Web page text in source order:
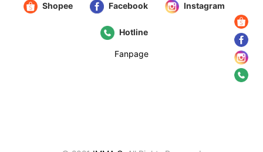
Shopee Facebook Instagram
Hotline
Fanpage